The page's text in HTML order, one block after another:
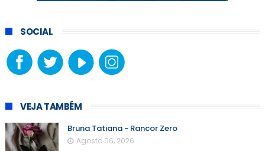
SOCIAL
VEJA TAMBÉM
Bruna Tatiana - Rancor Zero
Agosto 06, 2026